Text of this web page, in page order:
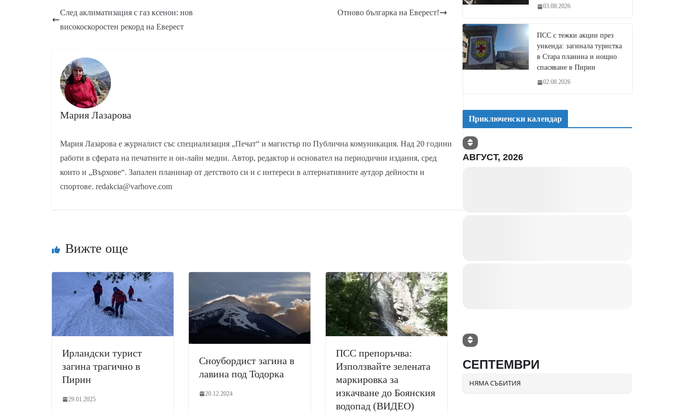
След аклиматизация с газ ксенон: нов
високоскоростен рекорд на Еверест
Отново българка на Еверест!
Мария Лазарова
Мария Лазарова е журналист със специализация „Печат“ и магистър по Публична комуникация. Над 20 години
работи в сферата на печатните и он-лайн медии. Автор, редактор и основател на периодични издания, сред
които и „Върхове“. Запален планинар от детството си и с интереси в алтернативните аутдор дейности и
спортове. redakcia@varhove.com
Вижте още
Ирландски турист
загина трагично в
Пирин
29.01.2025
Сноубордист загина в
лавина под Тодорка
20.12.2024
ПСС препоръчва:
Използвайте зелената
маркировка за
изкачване до Боянския
водопад (ВИДЕО)
03.08.2026
ПСС с тежки акции през
уикенда: загинала туристка
в Стара планина и нощно
спасяване в Пирин
02.08.2026
Приключенски календар
АВГУСТ, 2026
СЕПТЕМВРИ
НЯМА СЪБИТИЯ